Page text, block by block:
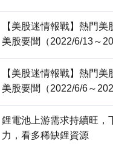
【美股迷情報戰】熱門美
美股要聞（2022/6/13～
【美股迷情報戰】熱門美
美股要聞（2022/6/6～
鋰電池上游需求持續旺，
力，看多稀缺鋰資源